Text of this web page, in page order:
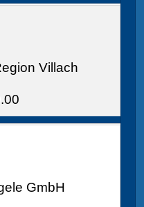
Villach
GmbH